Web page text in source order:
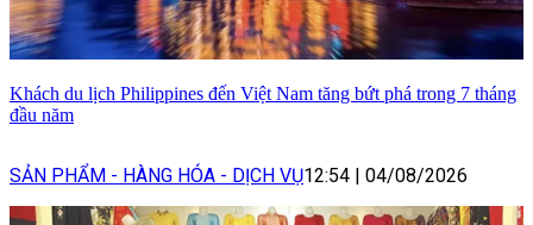
Khách du lịch Philippines đến Việt Nam tăng bứt phá trong 7 tháng
đầu năm
SẢN PHẨM - HÀNG HÓA - DỊCH VỤ12:54 04/08/2026